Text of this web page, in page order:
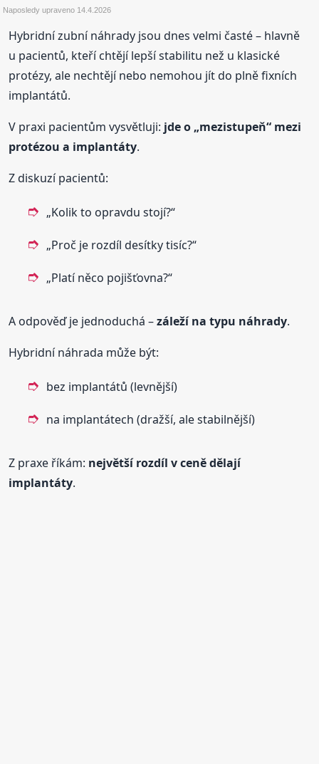
Naposledy upraveno 14.4.2026
Hybridní zubní náhrady jsou dnes velmi časté – hlavně
u pacientů, kteří chtějí lepší stabilitu než u klasické
protézy, ale nechtějí nebo nemohou jít do plně fixních
implantátů.
V praxi pacientům vysvětluji: jde o „mezistupeň“ mezi
protézou a implantáty.
Z diskuzí pacientů:
„Kolik to opravdu stojí?“
„Proč je rozdíl desítky tisíc?“
„Platí něco pojišťovna?“
A odpověď je jednoduchá –záleží na typu náhrady.
Hybridní náhrada může být:
bez implantátů (levnější)
na implantátech (dražší, ale stabilnější)
Z praxe říkám: největší rozdíl v ceně dělají
implantáty.